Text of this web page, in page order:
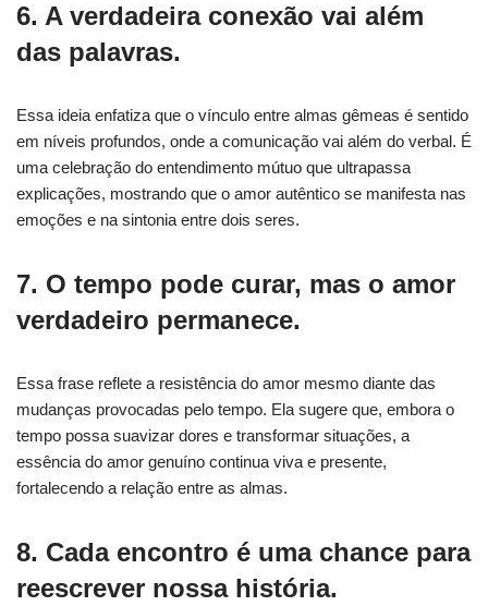
6. A verdadeira conexão vai além
das palavras.
Essa ideia enfatiza que o vínculo entre almas gêmeas é sentido
em níveis profundos, onde a comunicação vai além do verbal. É
uma celebração do entendimento mútuo que ultrapassa
explicações, mostrando que o amor autêntico se manifesta nas
emoções e na sintonia entre dois seres.
7. O tempo pode curar, mas o amor
verdadeiro permanece.
Essa frase reflete a resistência do amor mesmo diante das
mudanças provocadas pelo tempo. Ela sugere que, embora o
tempo possa suavizar dores e transformar situações, a
essência do amor genuíno continua viva e presente,
fortalecendo a relação entre as almas.
8. Cada encontro é uma chance para
reescrever nossa história.